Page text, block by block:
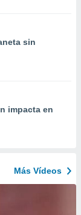
sin
impacta en
Más Vídeos